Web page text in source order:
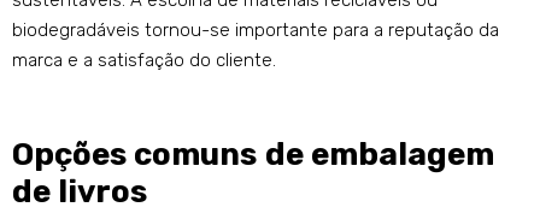
biodegradáveis ​​tornou-se importante para a reputação da
marca e a satisfação do cliente.
Opções comuns de embalagem
de livros